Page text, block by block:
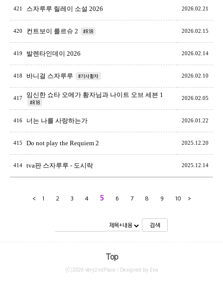
421 스자루루 릴레이 소설 2026 2026.02.21
420 컨트보이 를르슈 2 #R18 2026.02.15
419 발렌타인데이 2026 2026.02.14
418 바니걸 스자루루 #기사황자 2026.02.10
417 임신한 쇼타 오메가 황자님과 나이트 오브 세븐 1
#R18
2026.02.05
416 너는 나를 사랑하는가 2026.01.22
415 Do not play the Requiem 2 2025.12.20
414 tva판 스자루루 - 도시락 2025.12.14
< 1 2 3 4 5 6 7 8 9 10 >
검색
Top
(C)2026 Very2ndPlace / Designed by Ena